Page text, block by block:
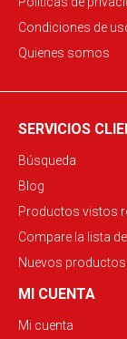
Condiciones de
Quienes somos
SERVICIOS
Búsqueda
Blog
Productos vistos
Compare la lista
Nuevos productos
MI CUENTA
Mi cuenta